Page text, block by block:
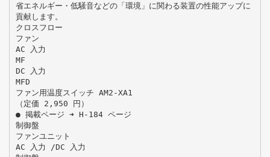
省エネルギー・低騒音などの「環境」に関わる装置の性能アップに
貢献します。
クロスフロー
ファン
AC 入力
MF
DC 入力
MFD
ファン用温度スイッチ AM2-XA1
（定価 2,950 円）
● 掲載ページ ➜ H-184 ページ
制御盤
ファンユニット
AC 入力 /DC 入力